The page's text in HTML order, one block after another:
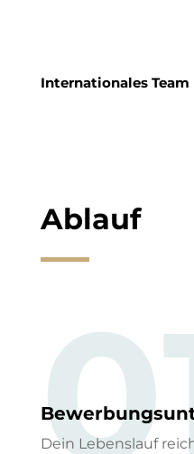
Internationales Team
Ablauf
Dein Lebenslauf